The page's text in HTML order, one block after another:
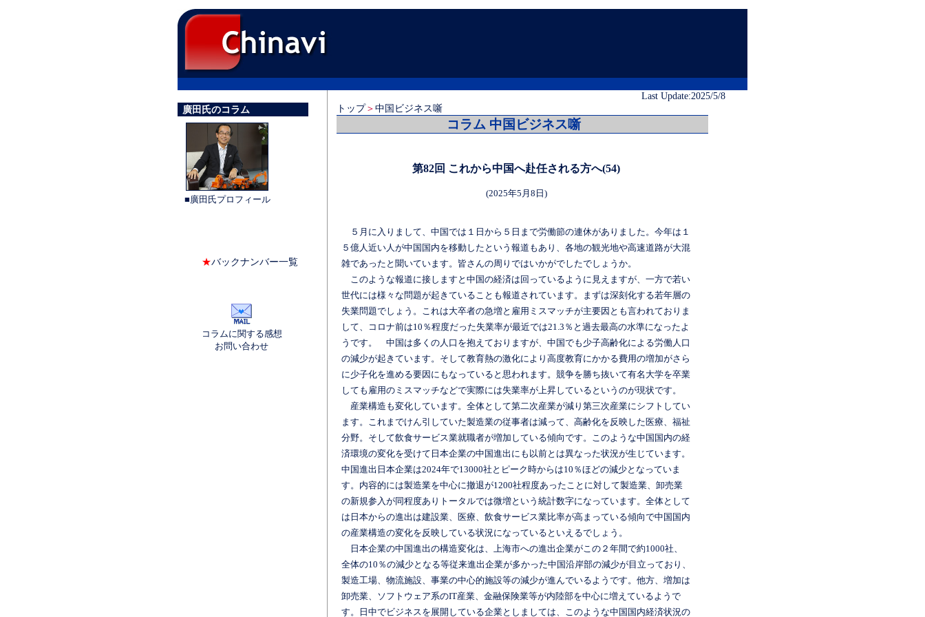
廣田氏のコラム
■廣田氏プロフィール
★バックナンバー一覧
コラムに関する感想
お問い合わせ
Last Update:2025/5/8
トップ＞中国ビジネス噺
コラム 中国ビジネス噺
第82回 これから中国へ赴任される方へ(54)
(2025年5月8日)
５月に入りまして、中国では１日から５日まで労働節の連休がありました。今年は１
５億人近い人が中国国内を移動したという報道もあり、各地の観光地や高速道路が大混
雑であったと聞いています。皆さんの周りではいかがでしたでしょうか。
このような報道に接しますと中国の経済は回っているように見えますが、一方で若い
世代には様々な問題が起きていることも報道されています。まずは深刻化する若年層の
失業問題でしょう。これは大卒者の急増と雇用ミスマッチが主要因とも言われておりま
して、コロナ前は10％程度だった失業率が最近では21.3％と過去最高の水準になったよ
うです。 中国は多くの人口を抱えておりますが、中国でも少子高齢化による労働人口
の減少が起きています。そして教育熱の激化により高度教育にかかる費用の増加がさら
に少子化を進める要因にもなっていると思われます。競争を勝ち抜いて有名大学を卒業
しても雇用のミスマッチなどで実際には失業率が上昇しているというのが現状です。
産業構造も変化しています。全体として第二次産業が減り第三次産業にシフトしてい
ます。これまでけん引していた製造業の従事者は減って、高齢化を反映した医療、福祉
分野。そして飲食サービス業就職者が増加している傾向です。このような中国国内の経
済環境の変化を受けて日本企業の中国進出にも以前とは異なった状況が生じています。
中国進出日本企業は2024年で13000社とピーク時からは10％ほどの減少となっていま
す。内容的には製造業を中心に撤退が1200社程度あったことに対して製造業、卸売業
の新規参入が同程度ありトータルでは微増という統計数字になっています。全体として
は日本からの進出は建設業、医療、飲食サービス業比率が高まっている傾向で中国国内
の産業構造の変化を反映している状況になっているといえるでしょう。
日本企業の中国進出の構造変化は、上海市への進出企業がこの２年間で約1000社、
全体の10％の減少となる等従来進出企業が多かった中国沿岸部の減少が目立っており、
製造工場、物流施設、事業の中心的施設等の減少が進んでいるようです。他方、増加は
卸売業、ソフトウェア系のIT産業、金融保険業等が内陸部を中心に増えているようで
す。日中でビジネスを展開している企業としましては、このような中国国内経済状況の